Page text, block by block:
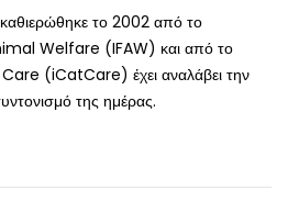
το 2002 από το
Welfare (IFAW) και από το
(iCatCare) έχει αναλάβει την
της ημέρας.